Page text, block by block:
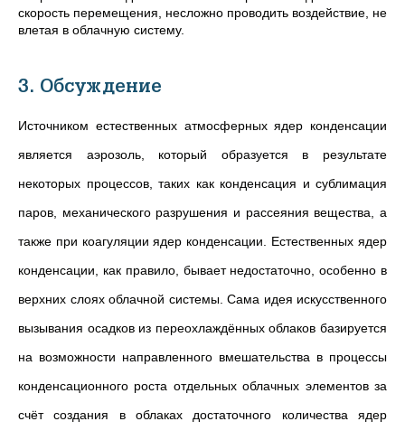
скорость перемещения, несложно проводить воздействие, не
влетая в облачную систему.
3. Обсуждение
Источником естественных атмосферных ядер конденсации
является аэрозоль, который образуется в результате
некоторых процессов, таких как конденсация и сублимация
паров, механического разрушения и рассеяния вещества, а
также при коагуляции ядер конденсации. Естественных ядер
конденсации, как правило, бывает недостаточно, особенно в
верхних слоях облачной системы. Сама идея искусственного
вызывания осадков из переохлаждённых облаков базируется
на возможности направленного вмешательства в процессы
конденсационного роста отдельных облачных элементов за
счёт создания в облаках достаточного количества ядер